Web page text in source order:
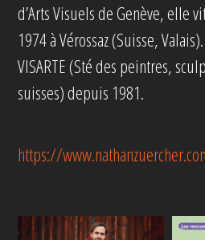
d’Arts Visuels de Genève, elle
1974 à Vérossaz (Suisse,
VISARTE (Sté des peintres,
suisses) depuis 1981.
https://